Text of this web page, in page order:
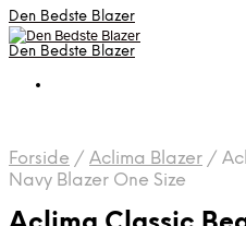
Den Bedste Blazer
Den Bedste Blazer
Forside / Aclima Blazer /
Navy Blazer One Size